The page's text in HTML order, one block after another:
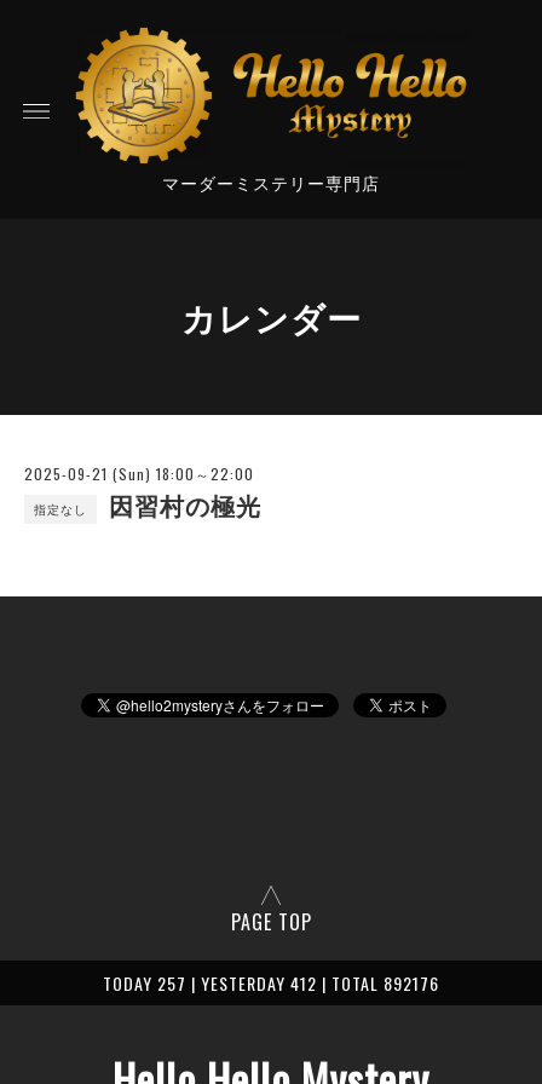
マーダーミステリー専門店
カレンダー
2025-09-21 (Sun) 18:00～22:00
指定なし 因習村の極光
PAGE TOP
TODAY 257 | YESTERDAY 412 | TOTAL 892176